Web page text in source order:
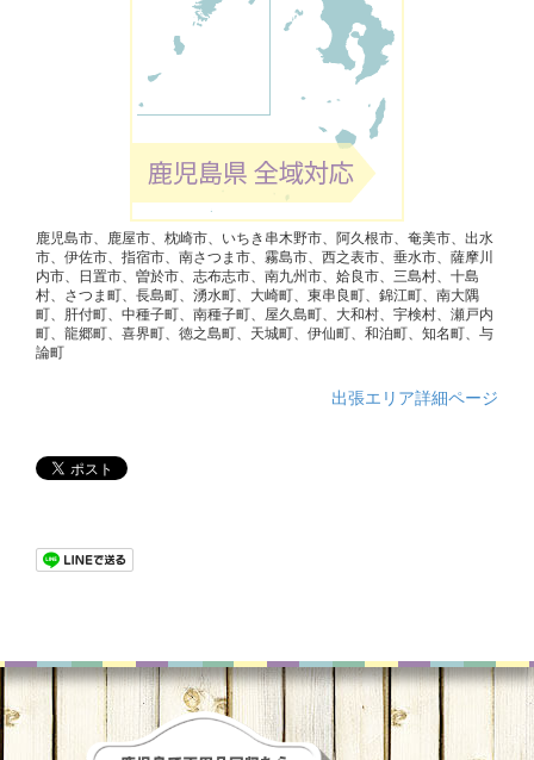
鹿児島市、鹿屋市、枕崎市、いちき串木野市、阿久根市、奄美市、出水
市、伊佐市、指宿市、南さつま市、霧島市、西之表市、垂水市、薩摩川
内市、日置市、曽於市、志布志市、南九州市、姶良市、三島村、十島
村、さつま町、長島町、湧水町、大崎町、東串良町、錦江町、南大隅
町、肝付町、中種子町、南種子町、屋久島町、大和村、宇検村、瀬戸内
町、龍郷町、喜界町、徳之島町、天城町、伊仙町、和泊町、知名町、与
論町
出張エリア詳細ページ